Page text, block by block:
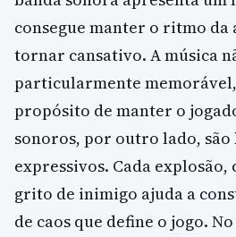
consegue manter o ritmo da
tornar cansativo. A música
particularmente memorável,
propósito de manter o
sonoros, por outro lado, são
expressivos. Cada explosão,
grito de inimigo ajuda a
de caos que define o jogo.